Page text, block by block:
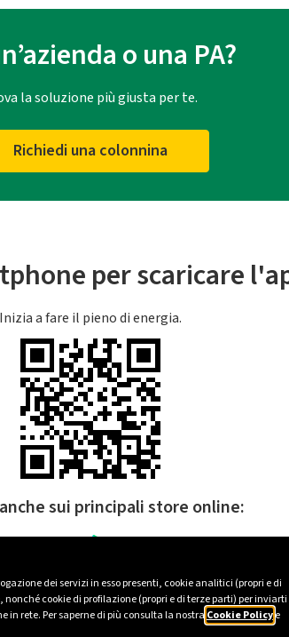
dei servizi in esso presenti, cookie analitici (propri e di
cookie di profilazione (propri e di terze parti) per inviarti
rete. Per saperne di più consulta la nostra Cookie Policye
o una PA?
la soluzione più giusta per te.
Richiedi una colonnina
per scaricare
Inizia a fare il pieno di energia.
sui principali store online: